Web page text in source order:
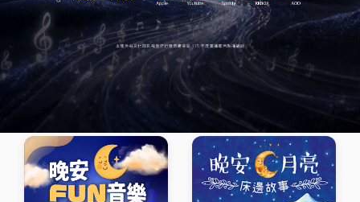
科技聽IC
何致中 、
韓青秀
劉憲杰 鄭淳予
DIGITIMES每日新聞
IC之音節目部